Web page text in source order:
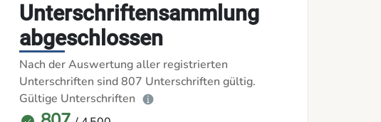
Unterschriftensammlung
abgeschlossen
Nach der Auswertung aller registrierten
Unterschriften sind 807 Unterschriften gültig.
Gültige Unterschriften